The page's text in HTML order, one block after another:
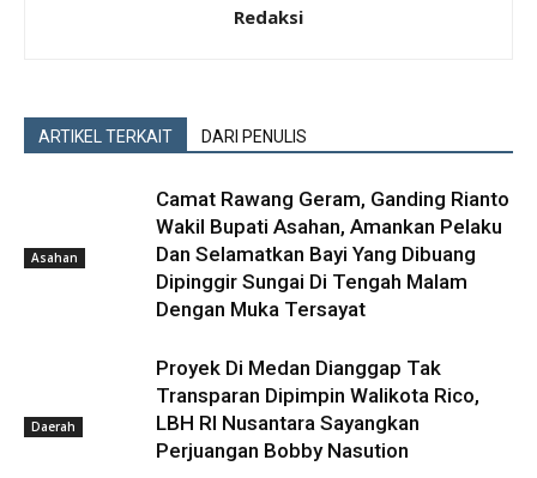
Redaksi
ARTIKEL TERKAIT DARI PENULIS
Asahan
Camat Rawang Geram, Ganding Rianto
Wakil Bupati Asahan, Amankan Pelaku
Dan Selamatkan Bayi Yang Dibuang
Dipinggir Sungai Di Tengah Malam
Dengan Muka Tersayat
Daerah
Proyek Di Medan Dianggap Tak
Transparan Dipimpin Walikota Rico,
LBH RI Nusantara Sayangkan
Perjuangan Bobby Nasution